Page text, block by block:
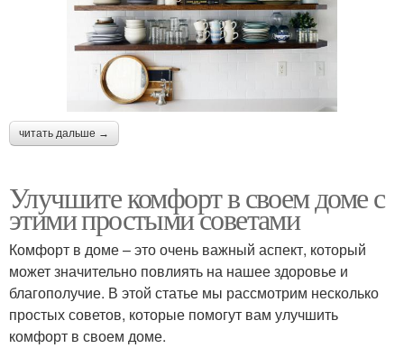
читать дальше →
Улучшите комфорт в своем доме с
этими простыми советами
Комфорт в доме – это очень важный аспект, который
может значительно повлиять на нашее здоровье и
благополучие. В этой статье мы рассмотрим несколько
простых советов, которые помогут вам улучшить
комфорт в своем доме.